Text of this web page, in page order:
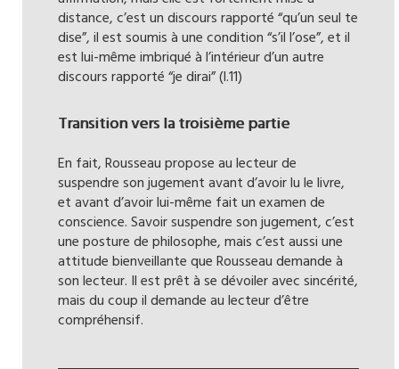
distance, c’est un discours rapporté “qu’un seul te
dise”, il est soumis à une condition “s’il l’ose”, et il
est lui-même imbriqué à l’intérieur d’un autre
discours rapporté “je dirai” (l.11)
Transition vers la troisième partie
En fait, Rousseau propose au lecteur de
suspendre son jugement avant d’avoir lu le livre,
et avant d’avoir lui-même fait un examen de
conscience. Savoir suspendre son jugement, c’est
une posture de philosophe, mais c’est aussi une
attitude bienveillante que Rousseau demande à
son lecteur. Il est prêt à se dévoiler avec sincérité,
mais du coup il demande au lecteur d’être
compréhensif.